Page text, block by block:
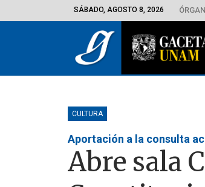
SÁBADO, AGOSTO 8, 2026
CULTURA
Aportación a la consulta
Abre sala